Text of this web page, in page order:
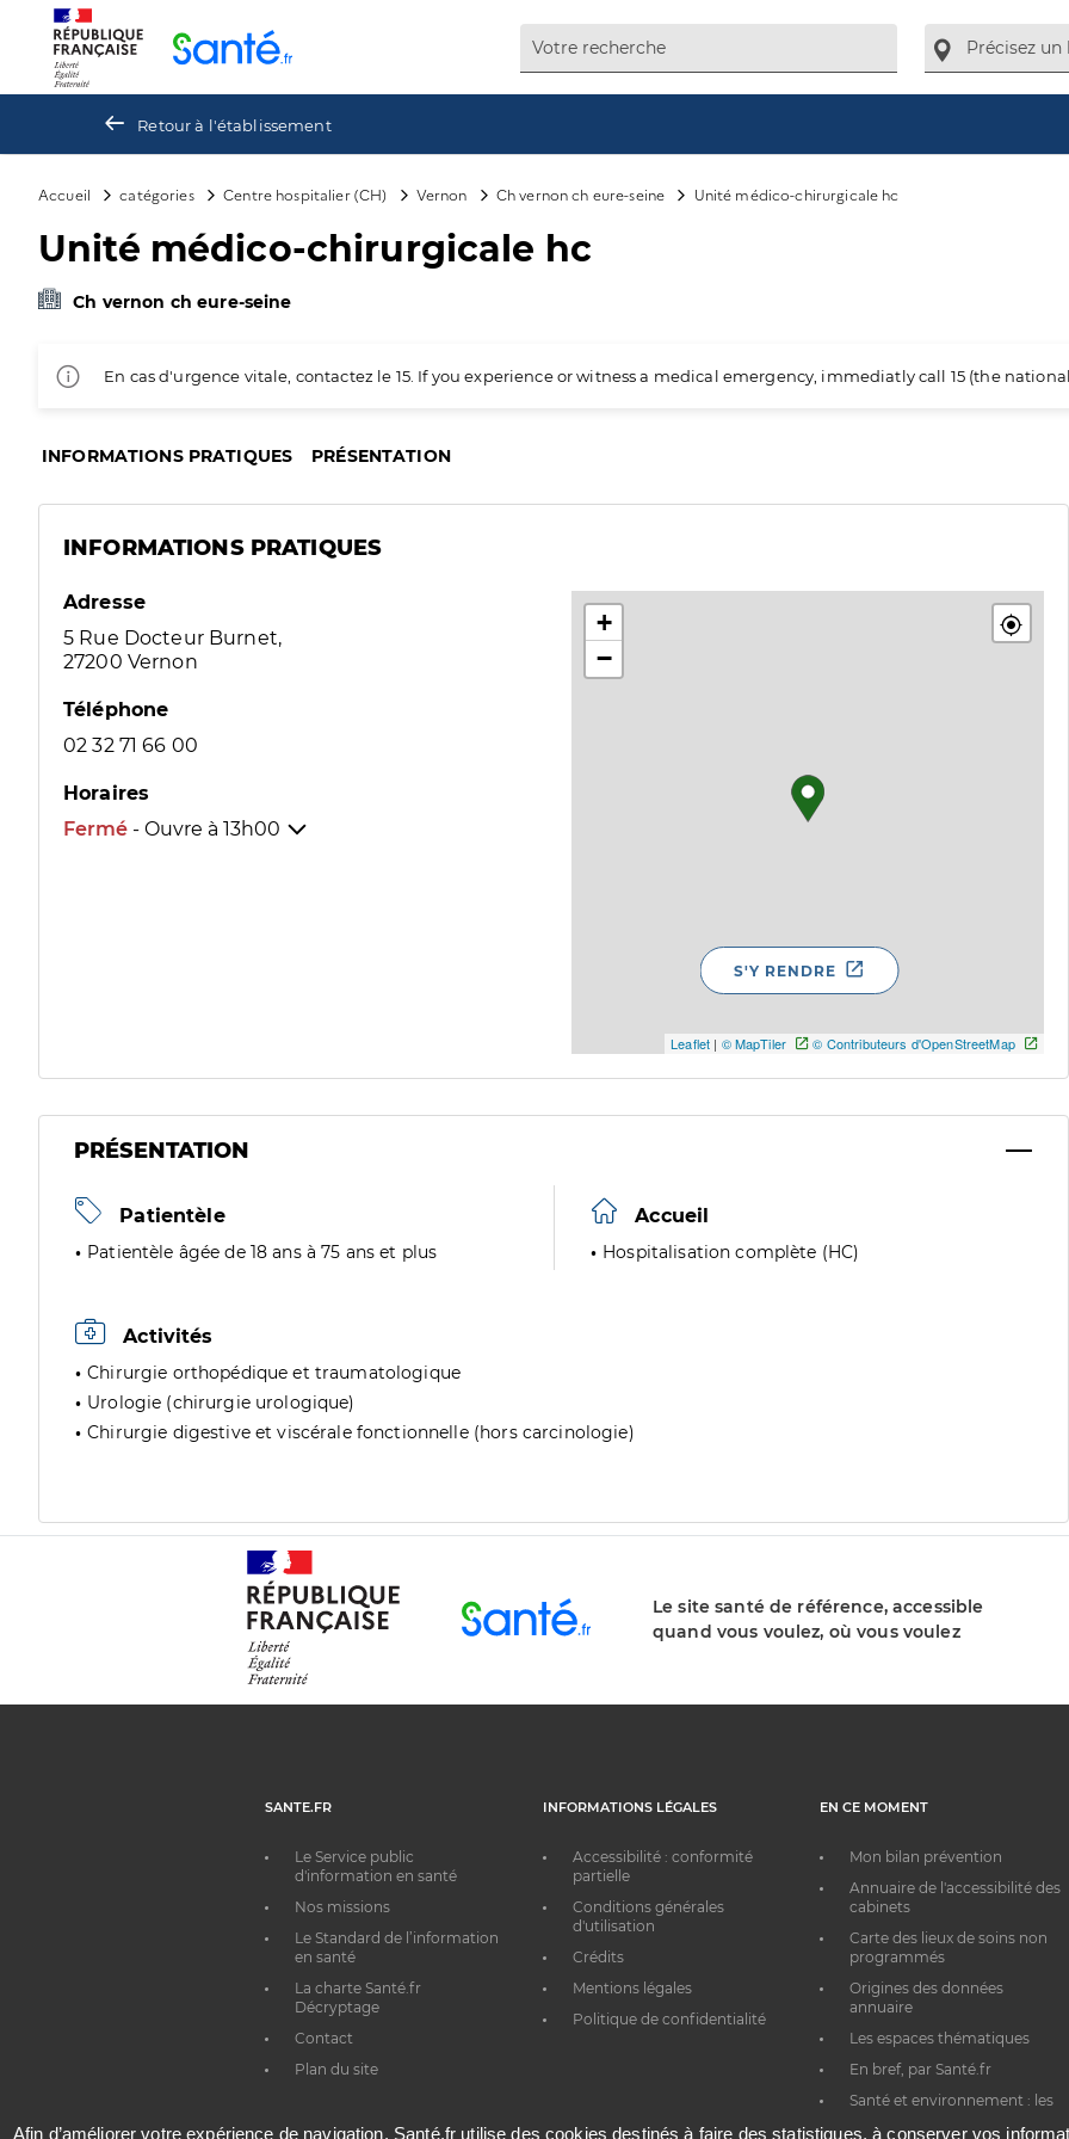
Retour à l'établissement
Accueil catégories Centre hospitalier (CH) Vernon Ch vernon ch eure-seine Unité médico-chirurgicale hc
Unité médico-chirurgicale hc
Ch vernon ch eure-seine
En cas d'urgence vitale, contactez le 15. If you experience or witness a medical emergency, immediatly call 15 (the
INFORMATIONS PRATIQUES PRÉSENTATION
INFORMATIONS PRATIQUES
Adresse
5 Rue Docteur Burnet,
27200 Vernon
Téléphone
02 32 71 66 00
Horaires
Fermé - Ouvre à 13h00
+
−
Leaflet | © MapTiler © Contributeurs d'OpenStreetMap
S'Y RENDRE
PRÉSENTATION
Patientèle
Patientèle âgée de 18 ans à 75 ans et plus
Accueil
Hospitalisation complète (HC)
Activités
Chirurgie orthopédique et traumatologique
Urologie (chirurgie urologique)
Chirurgie digestive et viscérale fonctionnelle (hors carcinologie)
Le site santé de référence, accessible
quand vous voulez, où vous voulez
SANTE.FR
Le Service public
d'information en santé
Nos missions
Le Standard de l’information
en santé
La charte Santé.fr
Décryptage
Contact
Plan du site
INFORMATIONS LÉGALES
Accessibilité : conformité
partielle
Conditions générales
d'utilisation
Crédits
Mentions légales
Politique de confidentialité
EN CE MOMENT
Mon bilan prévention
Annuaire de l'accessibilité des
cabinets
Carte des lieux de soins non
programmés
Origines des données
annuaire
Les espaces thématiques
En bref, par Santé.fr
Santé et environnement : les
Panneau de gestion des cookies
Afin d’améliorer votre expérience de navigation, Santé.fr utilise des cookies destinés à faire des statistiques, à conserver vos